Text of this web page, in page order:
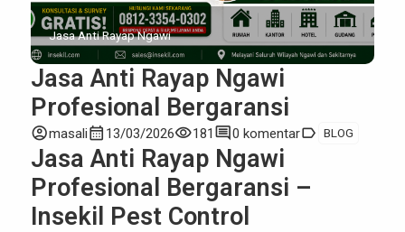
Jasa Anti Rayap Ngawi
Jasa Anti Rayap Ngawi
Profesional Bergaransi
account_circlemasalicalendar_month 13/03/2026visibility181 comment0 komentarlabel BLOG
Jasa Anti Rayap Ngawi
Profesional Bergaransi –
Insekil Pest Control